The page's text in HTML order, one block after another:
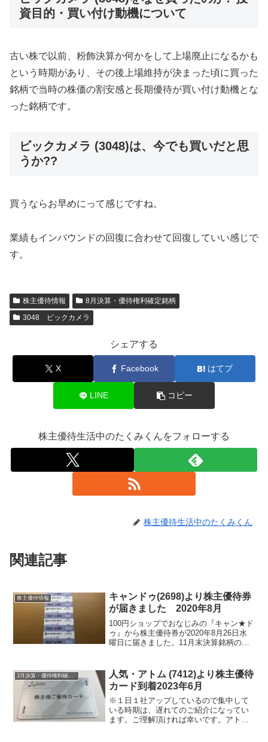
資目的・買い付け動機について
古い株で以前、粉飾決算か何かをして上場廃止になるかも
という時期があり、その後上場維持が決まった頃に買った
銘柄で当時の株価の割安感と長期優待が買い付け動機とな
った銘柄です。
ビックカメラ (3048)は、今でも買いだと思
うか??
買うならお早めにって感じですね。
業績もインバウンドの回復に合わせて回復していい感じで
す。
株主優待情報
8月決算・優待権利確定銘柄
3048 ビックカメラ
シェアする
X Facebook はてブ
LINE コピー
株主優待生活中のたくみくんをフォローする
株主優待生活中のたくみくん
関連記事
株主優待情報
キャンドゥ(2698)より株主優待券
が届きました 2020年8月
100円ショップでおなじみの『キャン★ド
ゥ』から株主優待券が2020年8月26日水
曜日に届きました。11月末決算銘柄の中
なので2000円分となりますが100円ショ
ッ...
人気・アトム (7412)より株主優待
カード到着2023年6月
※１日１社アップしているので集中して
いる時期は、遅れてのご紹介になってい
ます。ご理解頂ければ幸いです。アトム